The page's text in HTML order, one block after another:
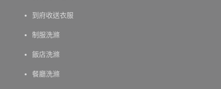
到府收送衣服
制服洗滌
飯店洗滌
餐廳洗滌